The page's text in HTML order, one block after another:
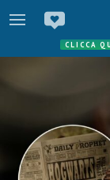
CLICCA